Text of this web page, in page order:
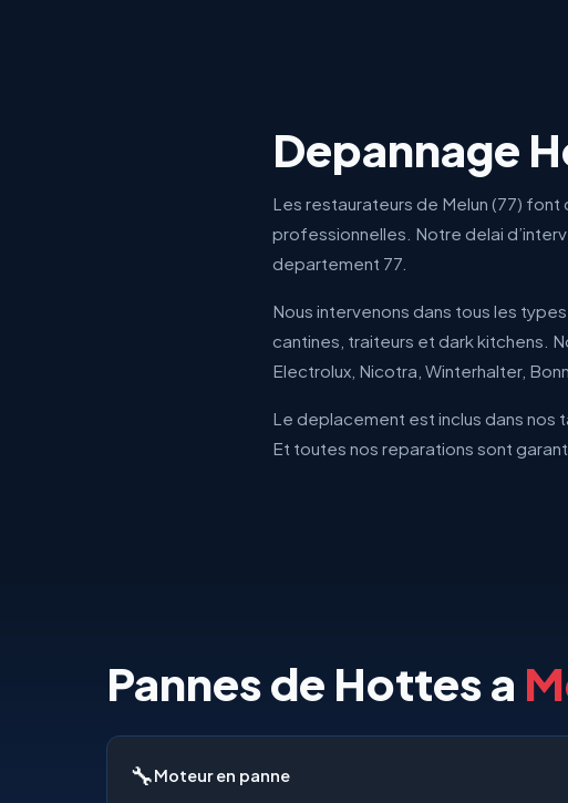
Depannage
Les restaurateurs de Melun (77)
professionnelles. Notre delai
departement 77.
Nous intervenons dans tous les
cantines, traiteurs et dark kitchens.
Electrolux, Nicotra, Winterhalter,
Le deplacement est inclus dans nos
Et toutes nos reparations sont
Pannes de Hottes a
🔧Moteur en panne